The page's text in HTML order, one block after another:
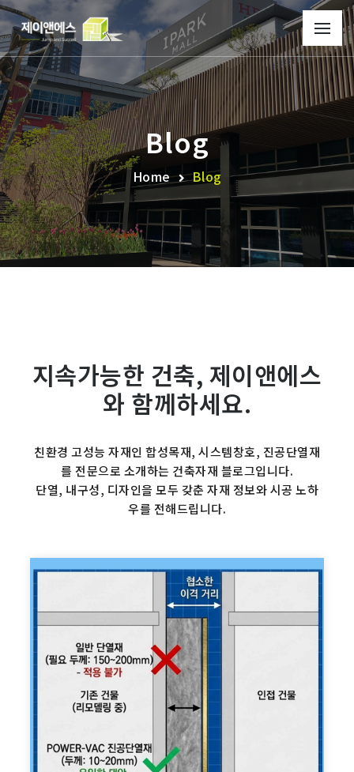
Blog
Home Blog
지속가능한 건축, 제이앤에스
와 함께하세요.
친환경 고성능 자재인 합성목재, 시스템창호, 진공단열재
를 전문으로 소개하는 건축자재 블로그입니다.
단열, 내구성, 디자인을 모두 갖춘 자재 정보와 시공 노하
우를 전해드립니다.